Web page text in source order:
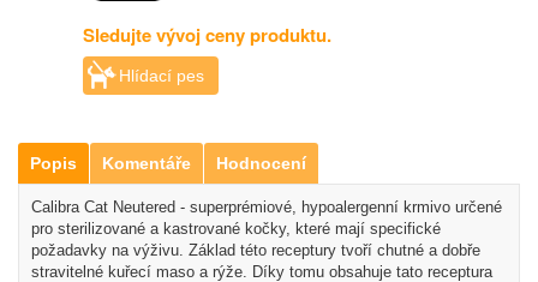
Sledujte vývoj ceny produktu.
Hlídací pes
Popis Komentáře Hodnocení
Calibra Cat Neutered - superprémiové, hypoalergenní krmivo určené
pro sterilizované a kastrované kočky, které mají specifické
požadavky na výživu. Základ této receptury tvoří chutné a dobře
stravitelné kuřecí maso a rýže. Díky tomu obsahuje tato receptura